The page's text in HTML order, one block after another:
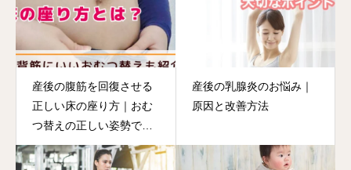
産後の腹筋を回復させる
正しい床の座り方｜おむ
つ替えの正しい姿勢で背
筋ケア
産後の乳腺炎のお悩み｜
原因と改善方法